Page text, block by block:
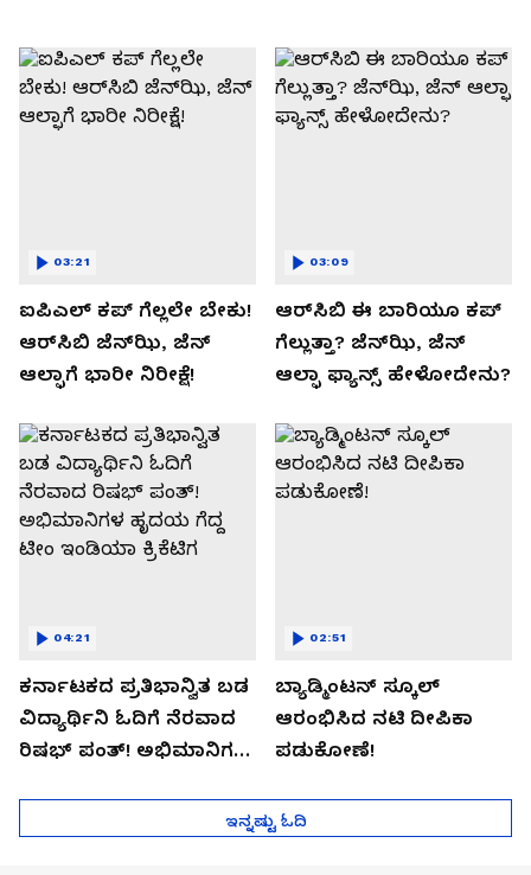
ಐಪಿಎಲ್ ಕಪ್‌ ಗೆಲ್ಲಲೇ ಬೇಕು!
ಆರ್‌ಸಿಬಿ ಜೆನ್‌ಝಿ, ಜೆನ್‌
ಆಲ್ಫಾಗೆ ಭಾರೀ ನಿರೀಕ್ಷೆ!
03:21
ಆರ್‌ಸಿಬಿ ಈ ಬಾರಿಯೂ ಕಪ್‌
ಗೆಲ್ಲುತ್ತಾ? ಜೆನ್‌ಝಿ, ಜೆನ್‌
ಆಲ್ಫಾ ಫ್ಯಾನ್ಸ್ ಹೇಳೋದೇನು?
03:09
ಕರ್ನಾಟಕದ ಪ್ರತಿಭಾನ್ವಿತ ಬಡ
ವಿದ್ಯಾರ್ಥಿನಿ ಓದಿಗೆ ನೆರವಾದ
ರಿಷಭ್ ಪಂತ್! ಅಭಿಮಾನಿಗಳ
04:21
ಬ್ಯಾಡ್ಮಿಂಟನ್ ಸ್ಕೂಲ್​
ಆರಂಭಿಸಿದ ನಟಿ ದೀಪಿಕಾ
ಪಡುಕೋಣೆ!
02:51
ಇನ್ನಷ್ಟು ಓದಿ